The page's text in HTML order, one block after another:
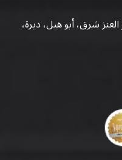
العنز شرق، أبو هيل، ديرة،